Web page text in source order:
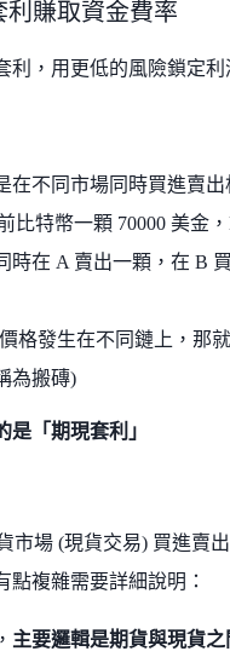
利賺取資金費率
利，用更低的風險鎖定利
在不同市場同時買進賣出
比特幣一顆 70000 美金
時在 A 賣出一顆，在 B
格發生在不同鏈上，那
為搬磚)
「期現套利」
市場 (現貨交易) 買進賣
點複雜需要詳細說明：
主要邏輯是期貨與現貨之